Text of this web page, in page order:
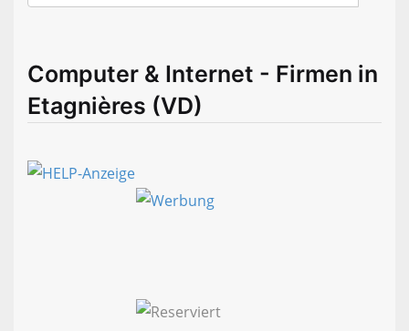
Computer & Internet - Firmen in
Etagnières (VD)